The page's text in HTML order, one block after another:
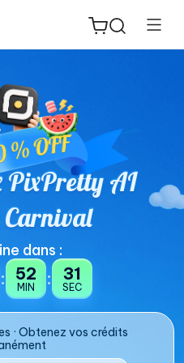
PixPretty AI
dans :
: 52
MIN : 30
SEC
· Obtenez vos crédits